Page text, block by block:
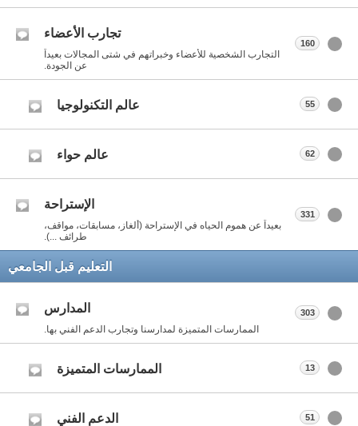
تجارب الأعضاء
التجارب الشخصية للأعضاء وخبراتهم في شتى المجالات بعيداً
عن الجودة.
160
عالم التكنولوجيا 55
عالم حواء 62
الإستراحة
بعيداً عن هموم الحياه في الإستراحة (ألغاز، مسابقات، مواقف،
طرائف ...).
331
التعليم قبل الجامعي
المدارس
الممارسات المتميزة لمدارسنا وتجارب الدعم الفني بها.
303
الممارسات المتميزة 13
الدعم الفني 51